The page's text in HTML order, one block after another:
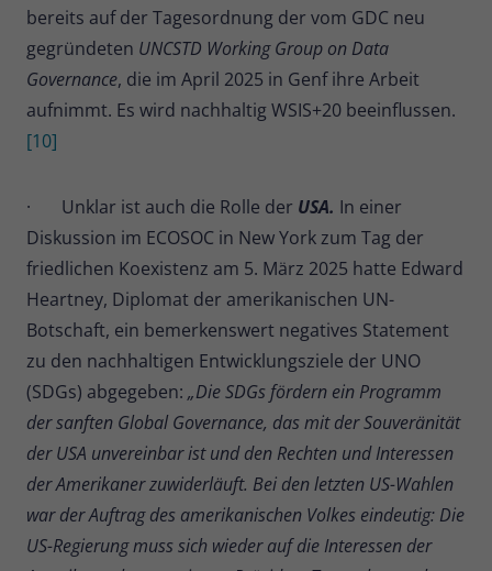
bereits auf der Tagesordnung der vom GDC neu
gegründeten UNCSTD Working Group on Data
Governance, die im April 2025 in Genf ihre Arbeit
aufnimmt. Es wird nachhaltig WSIS+20 beeinflussen.
[10]
· Unklar ist auch die Rolle der USA. In einer
Diskussion im ECOSOC in New York zum Tag der
friedlichen Koexistenz am 5. März 2025 hatte Edward
Heartney, Diplomat der amerikanischen UN-
Botschaft, ein bemerkenswert negatives Statement
zu den nachhaltigen Entwicklungsziele der UNO
(SDGs) abgegeben: „Die SDGs fördern ein Programm
der sanften Global Governance, das mit der Souveränität
der USA unvereinbar ist und den Rechten und Interessen
der Amerikaner zuwiderläuft. Bei den letzten US-Wahlen
war der Auftrag des amerikanischen Volkes eindeutig: Die
US-Regierung muss sich wieder auf die Interessen der